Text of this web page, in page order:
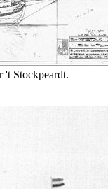
't Stockpeardt.